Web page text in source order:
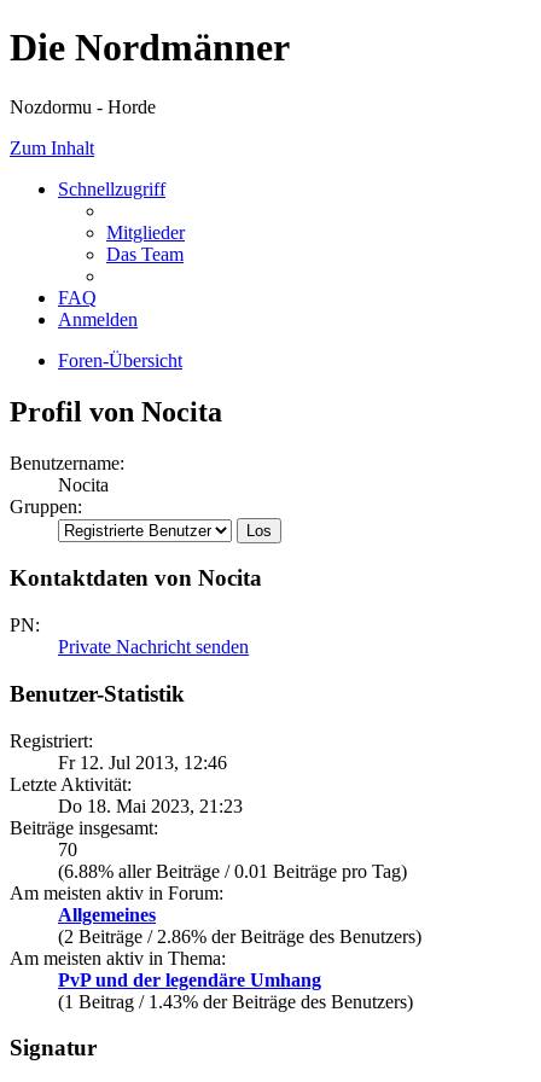
Die Nordmänner
Nozdormu - Horde
Zum Inhalt
Schnellzugriff
Mitglieder
Das Team
FAQ
Anmelden
Foren-Übersicht
Profil von Nocita
Benutzername:
Nocita
Gruppen:
Kontaktdaten von Nocita
PN:
Private Nachricht senden
Benutzer-Statistik
Registriert:
Fr 12. Jul 2013, 12:46
Letzte Aktivität:
Do 18. Mai 2023, 21:23
Beiträge insgesamt:
70
(6.88% aller Beiträge / 0.01 Beiträge pro Tag)
Am meisten aktiv in Forum:
Allgemeines
(2 Beiträge / 2.86% der Beiträge des Benutzers)
Am meisten aktiv in Thema:
PvP und der legendäre Umhang
(1 Beitrag / 1.43% der Beiträge des Benutzers)
Signatur